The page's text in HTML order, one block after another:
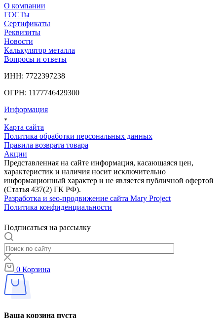
О компании
ГОСТы
Сертификаты
Реквизиты
Новости
Калькулятор металла
Вопросы и ответы
ИНН: 7722397238
ОГРН: 1177746429300
Информация
Карта сайта
Политика обработки персональных данных
Правила возврата товара
Акции
Представленная на сайте информация, касающаяся цен,
характеристик и наличия носит исключительно
информационный характер и не является публичной офертой
(Статья 437(2) ГК РФ).
Разработка и seo-продвижение сайта Mary Project
Политика конфиденциальности
Подписаться на рассылку
0 Корзина
Ваша корзина пуста